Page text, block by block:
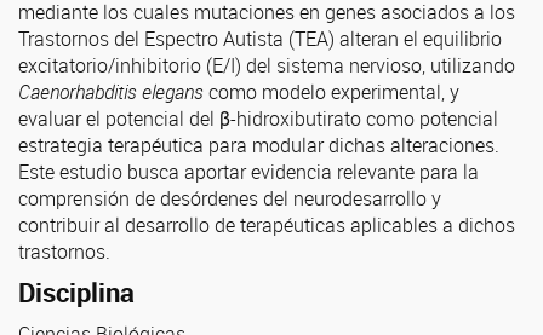
mediante los cuales mutaciones en genes asociados a los
Trastornos del Espectro Autista (TEA) alteran el equilibrio
excitatorio/inhibitorio (E/I) del sistema nervioso, utilizando
Caenorhabditis eleganscomo modelo experimental, y
evaluar el potencial del β-hidroxibutirato como potencial
estrategia terapéutica para modular dichas alteraciones.
Este estudio busca aportar evidencia relevante para la
comprensión de desórdenes del neurodesarrollo y
contribuir al desarrollo de terapéuticas aplicables a dichos
trastornos.
Disciplina